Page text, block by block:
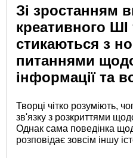
Зі зростанням
креативного ШІ
стикаються з
питаннями
інформації та
Творці чітко розуміють,
зв'язку з розкриттями
Однак сама поведінка
розповідає зовсім іншу